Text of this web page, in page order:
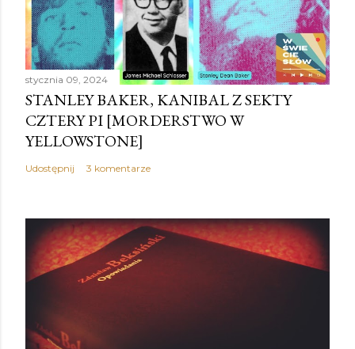
stycznia 09, 2024
STANLEY BAKER, KANIBAL Z SEKTY
CZTERY PI [MORDERSTWO W
YELLOWSTONE]
Udostępnij 3 komentarze